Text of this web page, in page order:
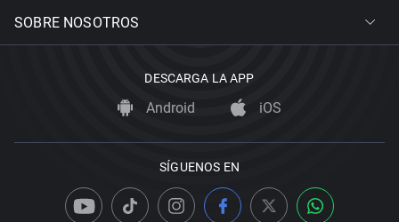
SOBRE NOSOTROS
DESCARGA LA APP
Android iOS
SÍGUENOS EN